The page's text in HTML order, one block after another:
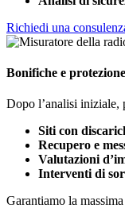
Richiedi una
Bonifiche e
Dopo l’analisi iniziale,
Siti con
Recupero e
Valutazioni
Interventi di
Garantiamo la